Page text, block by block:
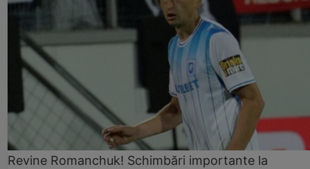
Revine Romanchuk! Schimbări importante la